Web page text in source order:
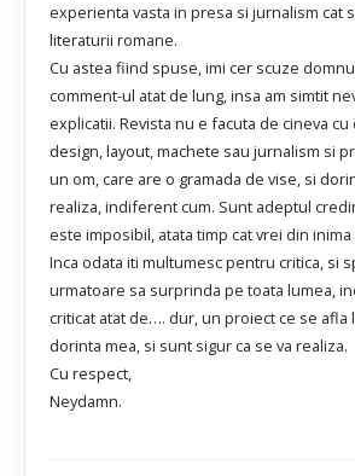
experienta vasta in presa si jurnalism cat
literaturii romane.
Cu astea fiind spuse, imi cer scuze
comment-ul atat de lung, insa am simtit
explicatii. Revista nu e facuta de cineva
design, layout, machete sau jurnalism si
un om, care are o gramada de vise, si
realiza, indiferent cum. Sunt adeptul
este imposibil, atata timp cat vrei din
Inca odata iti multumesc pentru critica, si
urmatoare sa surprinda pe toata lumea,
criticat atat de…. dur, un proiect ce se afla
dorinta mea, si sunt sigur ca se va realiza.
Cu respect,
Neydamn.